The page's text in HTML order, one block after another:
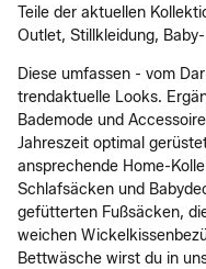
Teile der aktuellen
Outlet, Stillkleidung,
Diese umfassen - vom
trendaktuelle Looks.
Bademode und
Jahreszeit optimal
ansprechende Home-
Schlafsäcken und
gefütterten Fußsäcken,
weichen
Bettwäsche wirst du in